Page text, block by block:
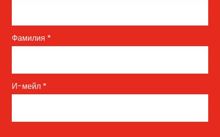
Фамилия *
И-мейл *